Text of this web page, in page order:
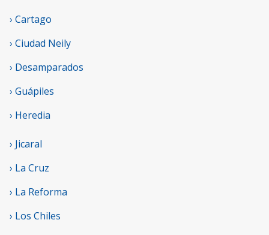
› Cartago
› Ciudad Neily
› Desamparados
› Guápiles
› Heredia
› Jicaral
› La Cruz
› La Reforma
› Los Chiles